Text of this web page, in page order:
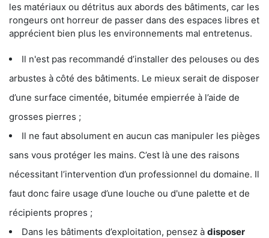
les matériaux ou détritus aux abords des bâtiments, car les
rongeurs ont horreur de passer dans des espaces libres et
apprécient bien plus les environnements mal entretenus.
Il n'est pas recommandé d’installer des pelouses ou des
arbustes à côté des bâtiments. Le mieux serait de disposer
d’une surface cimentée, bitumée empierrée à l’aide de
grosses pierres ;
Il ne faut absolument en aucun cas manipuler les pièges
sans vous protéger les mains. C’est là une des raisons
nécessitant l’intervention d’un professionnel du domaine. Il
faut donc faire usage d’une louche ou d'une palette et de
récipients propres ;
Dans les bâtiments d’exploitation, pensez à disposer